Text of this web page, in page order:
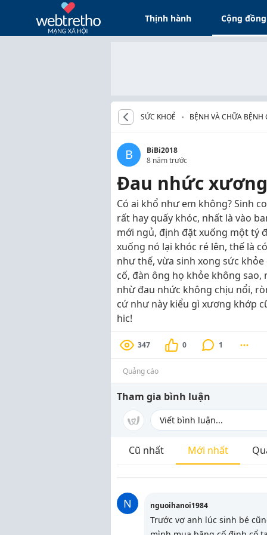
Thịnh hành Cộng đồng
SỨC KHOẺ BỆNH VÀ CHỮA BỆNH
B
BiBi2018
8 năm trước
Đau nhức
Có ai khổ như em không? Sinh
rất hay quấy khóc, nhất là vào
mới ngủ, định đặt xuống một tý
xuống nó lại khóc ré lên, thế là
như thế, vừa sinh xong sức
cố, đàn ông họ khỏe không
nhừ đau nhức không chịu nổi,
cứ như này kiểu gì xương khớp
hic!
347 0 1
Quảng cáo
Tham gia bình luận
Cũ nhất Mới nhất
N nguoihanoi1984
Trước vợ anh lúc sinh bé